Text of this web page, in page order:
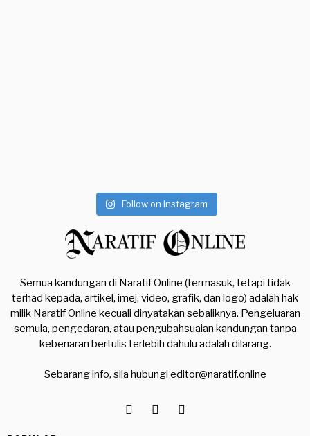
Follow on Instagram
Semua kandungan di Naratif Online (termasuk, tetapi tidak
terhad kepada, artikel, imej, video, grafik, dan logo) adalah hak
milik Naratif Online kecuali dinyatakan sebaliknya. Pengeluaran
semula, pengedaran, atau pengubahsuaian kandungan tanpa
kebenaran bertulis terlebih dahulu adalah dilarang.
Sebarang info, sila hubungi editor@naratif.online